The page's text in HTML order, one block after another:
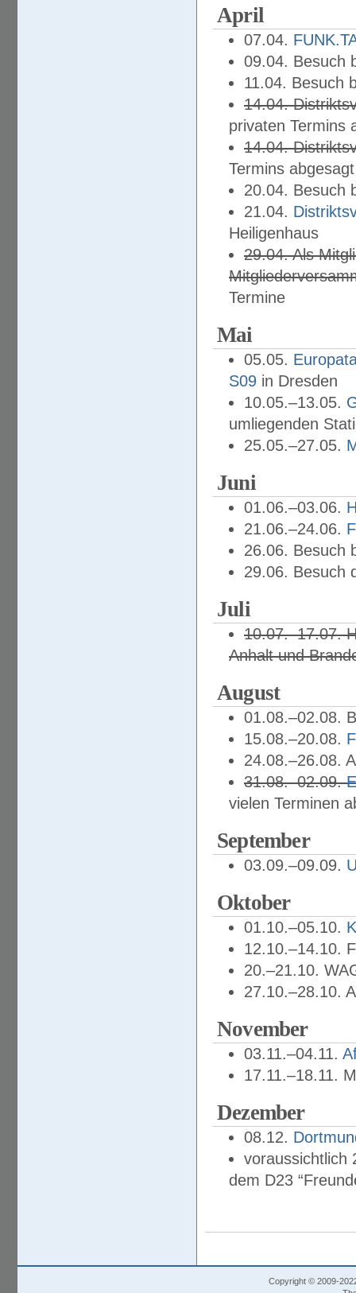
April
07.04.
09.04. Besuch
11.04. Besuch
14.04.
privaten Termins
14.04.
Termins abgesagt
20.04. Besuch
21.04.
Heiligenhaus
29.04. Als
Termine
Mai
05.05.
S09 in Dresden
10.05.–13.05.
umliegenden
25.05.–27.05.
Juni
01.06.–03.06.
21.06.–24.06.
26.06. Besuch
29.06. Besuch
Juli
10.07.–17.07.
Anhalt und
August
01.08.–02.08.
15.08.–20.08.
24.08.–26.08.
31.08.–02.09.
vielen Terminen
September
03.09.–09.09.
Oktober
01.10.–05.10.
12.10.–14.10.
20.–21.10.
27.10.–28.10.
November
03.11.–04.11.
17.11.–18.11.
Dezember
08.12.
voraussichtlich
dem D23
Copyright © 2009-